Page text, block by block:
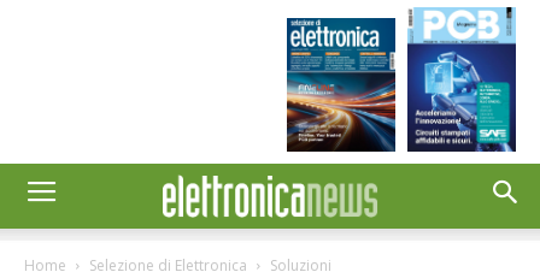
Home Selezione di Elettronica Soluzioni